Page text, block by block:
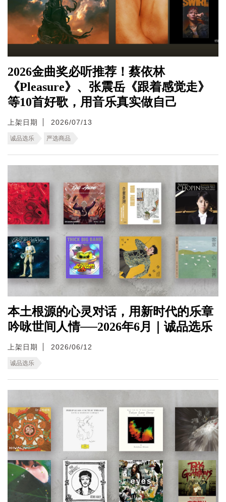
2026金曲奖必听推荐！蔡依林
《Pleasure》、张震岳《跟着感觉走》
等10首好歌，用音乐真实做自己
上架日期 2026/07/13
诚品选乐 严选商品
本土根源的心灵对话，用新时代的乐章
吟咏世间人情──2026年6月｜诚品选乐
上架日期 2026/06/12
诚品选乐